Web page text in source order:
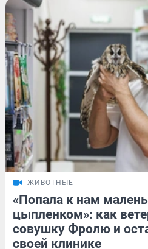
ЖИВОТНЫЕ
«Попала к нам
цыпленком»: как
совушку Фролю и
своей клинике